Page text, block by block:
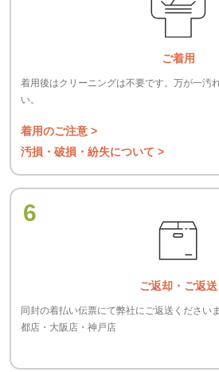
ご着用
着用後はクリーニングは不要です。万が一汚
い。
着用のご注意 >
汚損・破損・紛失について >
6
ご返却・ご返送
同封の着払い伝票にて弊社にご返送ください
都店・大阪店・神戸店